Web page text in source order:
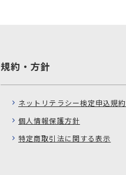
規約・方針
ネットリテラシー検定申込規約
個人情報保護方針
特定商取引法に関する表示